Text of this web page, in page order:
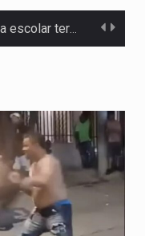
Una jornada escolar terminó en tragedia este viernes 7 de…
Abelardo de la Espriella asumió este viernes 7 de agosto…